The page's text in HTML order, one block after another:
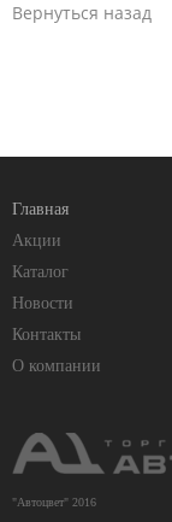
Вернуться назад
Главная
Акции
Каталог
Новости
Контакты
О компании
"Автоцвет" 2016